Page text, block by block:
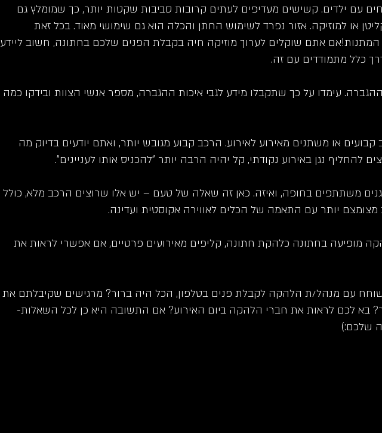
עם ילדים. קשישים מעדיפים לעתים קרובות סביבות שקטות יותר, כך שמומלץ גם
או למוזיקה. אזור נפרד לשימוש החתן והכלה הוא גם שימושי מאוד. בכל זאת
אתם שוקלים לערוך מוזיקה חיה בקבלת הפנים שלכם בחתונה, חשוב ליידע
כלל מתמודדים עם זה.
עימדו על כך שתקבלו מידע לגבי איכות ההגברה, מספר אנשי הצוות ובידקו כמה
או משתנים מאירוע לאירוע. הרכב קבוע מגובש יותר, ואתם יודעים בדיוק מה
להחליף נגן באירוע נקודתי, קל יהיה הרבה יותר "להכניס אותו לעניינים".
משתתפים בחופה, ואיזה. כאן זה שאלה של טעם – יש אלו שרוצים הרכב מלא, כולל
יותר עם התאמה של הכלים לאווירה אקוסטית ועדינה.
מופיעה בחתונה כלהקת חתונה, קליפים מאירועים פרטיים, אם אפשרי לראות את
עם מנהל/ת הלהקה לקבלת פנים בטלפון, הכל היה ברור? מרגישים שקיבלתם את
בא לכם לראות את חברי הלהקה ביום האירוע? אם התשובה היא כן לכל השאלות-
שלכם:)